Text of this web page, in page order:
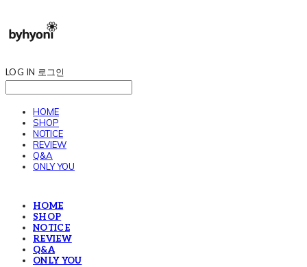
LOG IN 로그인
HOME
SHOP
NOTICE
REVIEW
Q&A
ONLY YOU
HOME
SHOP
NOTICE
REVIEW
Q&A
ONLY YOU